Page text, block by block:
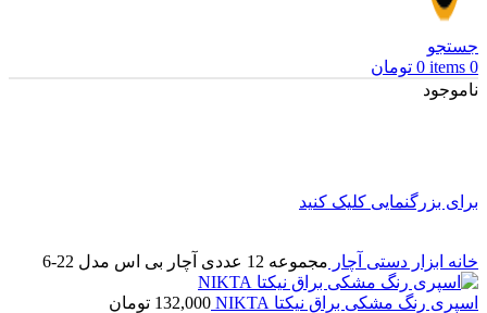
جستجو
0
items
0 تومان
ناموجود
برای بزرگنمایی کلیک کنید
خانه ابزار دستی آچار مجموعه 12 عددی آچار بی اس مدل 22-6
اسپری رنگ مشکی براق نیکتا NIKTA 132,000 تومان